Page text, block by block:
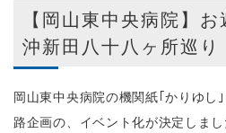
【岡山東中央病院】お
沖新田八十八ヶ所巡り
岡山東中央病院の機関紙｢かりゆし
路企画の、イベント化が決定しま